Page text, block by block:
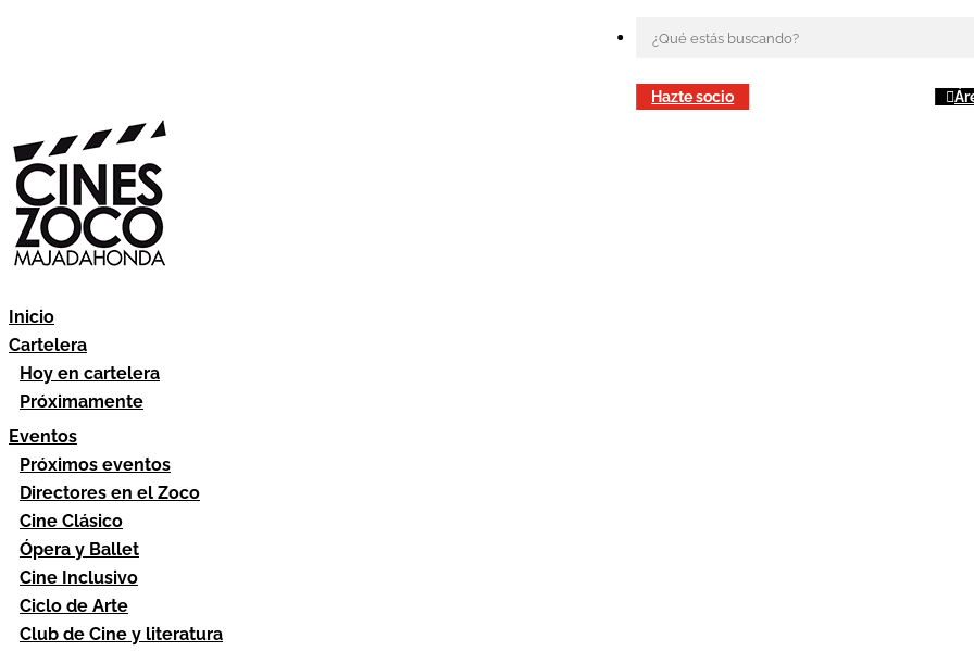
Hazte socio
Inicio
Cartelera
Hoy en cartelera
Próximamente
Eventos
Próximos eventos
Directores en el Zoco
Cine Clásico
Ópera y Ballet
Cine Inclusivo
Ciclo de Arte
Club de Cine y literatura